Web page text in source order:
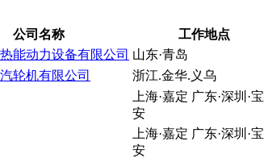
公司名称 工作地点
能动力设备有限公司 山东·青岛
轮机有限公司 浙江.金华.义乌
上海·嘉定 广东·深圳·宝
安
上海·嘉定 广东·深圳·宝
安